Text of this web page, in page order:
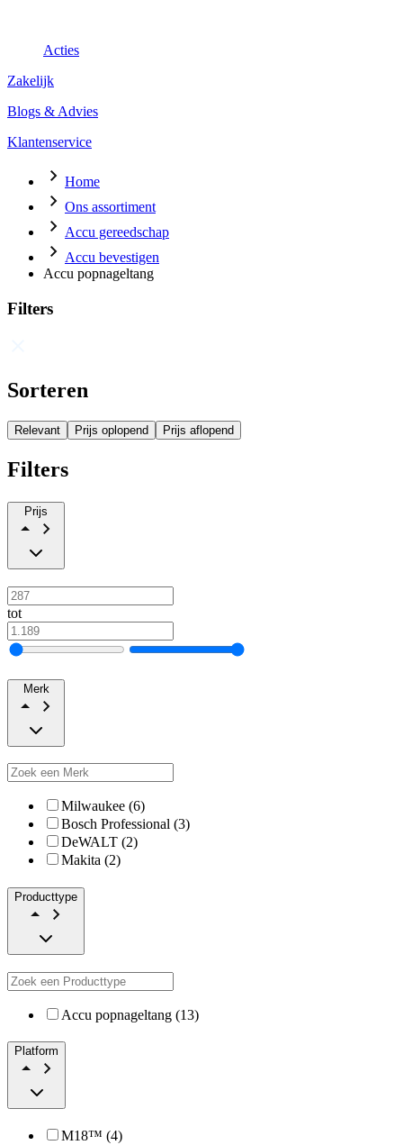
Acties
Zakelijk
Blogs & Advies
Klantenservice
Home
Ons assortiment
Accu gereedschap
Accu bevestigen
Accu popnageltang
Filters
Sorteren
Relevant Prijs oplopend Prijs aflopend
Filters
Prijs
tot
Merk
Milwaukee (6)
Bosch Professional (3)
DeWALT (2)
Makita (2)
Producttype
Accu popnageltang (13)
Platform
M18™ (4)